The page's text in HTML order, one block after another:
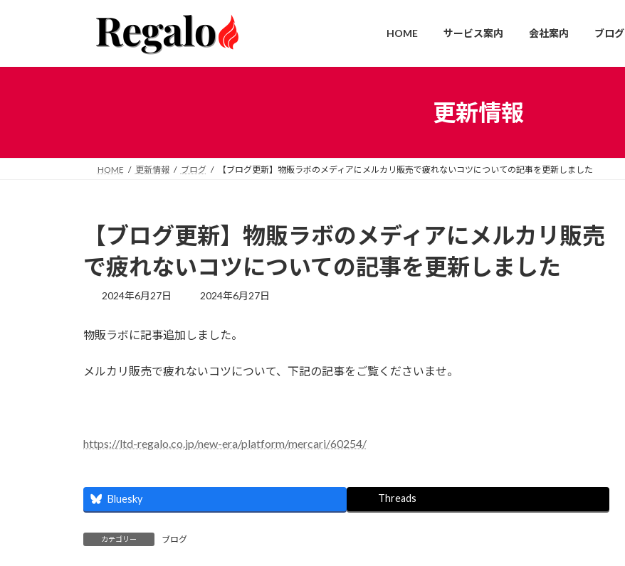
プ
動
HOME サービス案内 会社案内 ブログ
更新情報
HOME 更新情報 ブログ 【ブログ更新】物販ラボのメディアにメルカリ販売で疲れないコツについての記事を更新しました
【ブログ更新】物販ラボのメディアにメルカリ販売
で疲れないコツについての記事を更新しました
2024年6月27日
最
新
時
:
2024年6月27日
物販ラボに記事追加しました。
メルカリ販売で疲れないコツについて、下記の記事をご覧くださいませ。
https://ltd-regalo.co.jp/new-era/platform/mercari/60254/
Bluesky Threads
カテゴリー ブログ